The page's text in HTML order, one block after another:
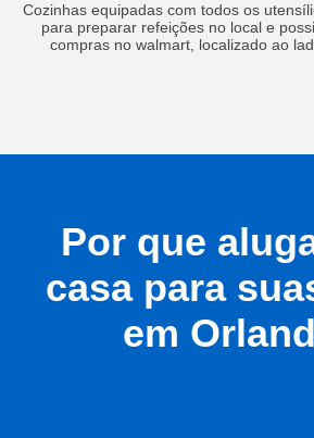
Cozinhas equipadas com todos os
para preparar refeições no local e
compras no walmart, localizado ao
Por que
casa para
em